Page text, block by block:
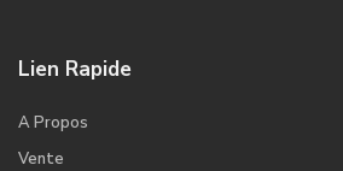
Lien Rapide
A Propos
Vente